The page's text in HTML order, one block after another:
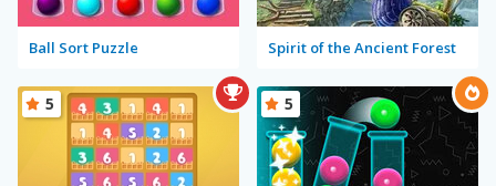
Ball Sort Puzzle Spirit of the Ancient Forest
5 5